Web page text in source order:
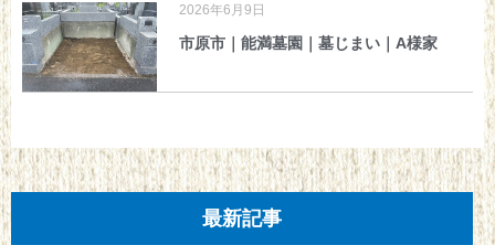
市原市｜能満墓園｜墓じまい｜A様家
2026年6月9日
最新記事